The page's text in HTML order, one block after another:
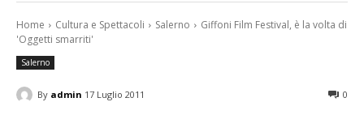
Home Cultura e Spettacoli Salerno
Giffoni Film Festival, è la volta di
'Oggetti smarriti'
Salerno
By admin 17 Luglio 2011 0